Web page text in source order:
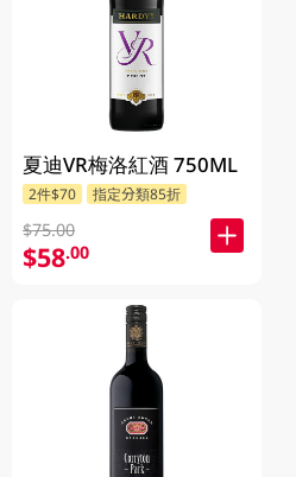
夏迪VR梅洛紅酒 750ML
2件$70 指定分類85折
$75.00
$58.00